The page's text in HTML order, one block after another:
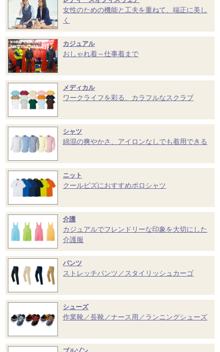
女性のための機能と工夫を重ねて、端正に美し
く
カジュアル
おしゃれ着～仕事着まで
メディカル
ワークライフを彩る、カラフルなスクラブ
シャツ
綿混の爽やかさ、アイロンなしでも着用できる
ニット
クールビズにおすすめポロシャツ
介護
カジュアルでフレンドリーな印象を大切にした
介護服
パンツ
ストレッチパンツ／スタイリッシュカーゴ
シューズ
作業靴／長靴／ナース用／ランニングシューズ